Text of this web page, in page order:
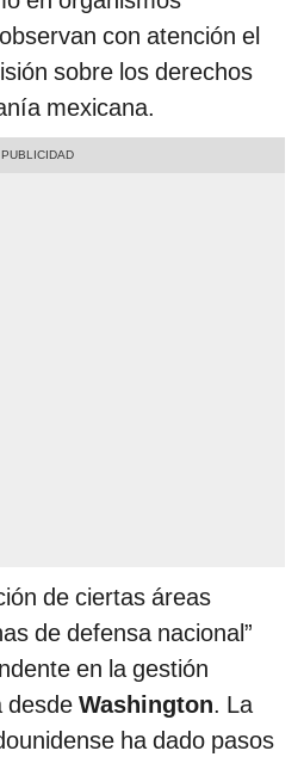
con atención el
sobre los derechos
mexicana.
de ciertas áreas
de defensa nacional”
en la gestión
desde Washington. La
ha dado pasos